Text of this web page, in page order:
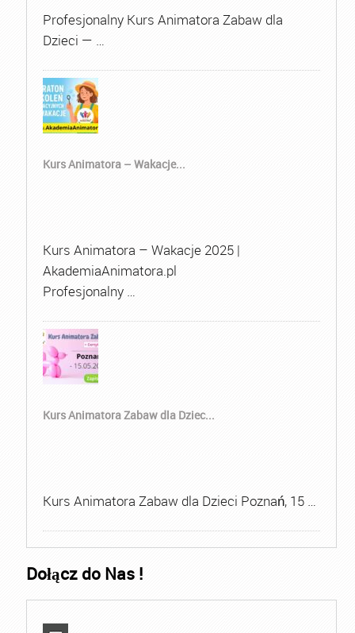
Profesjonalny Kurs Animatora Zabaw dla
Dzieci — …
Kurs Animatora – Wakacje...
Kurs Animatora – Wakacje 2025 |
AkademiaAnimatora.pl
Profesjonalny …
Kurs Animatora Zabaw dla Dziec...
Kurs Animatora Zabaw dla Dzieci Poznań, 15 …
Dołącz do Nas !